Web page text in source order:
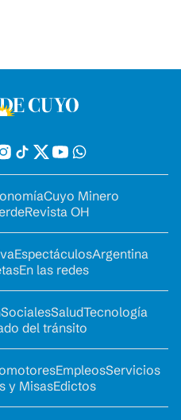
Cuyo Minero
Revista OH
EspectáculosArgentina
En las redes
SocialesSaludTecnología
del tránsito
EmpleosServicios
y MisasEdictos